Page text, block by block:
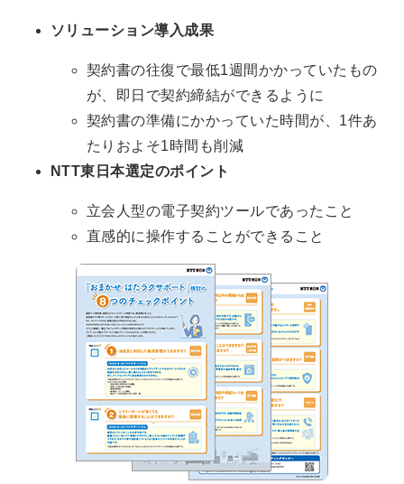
ソリューション導入成果
契約書の往復で最低1週間かかっていたもの
が、即日で契約締結ができるように
契約書の準備にかかっていた時間が、1件あ
たりおよそ1時間も削減
NTT東日本選定のポイント
立会人型の電子契約ツールであったこと
直感的に操作することができること